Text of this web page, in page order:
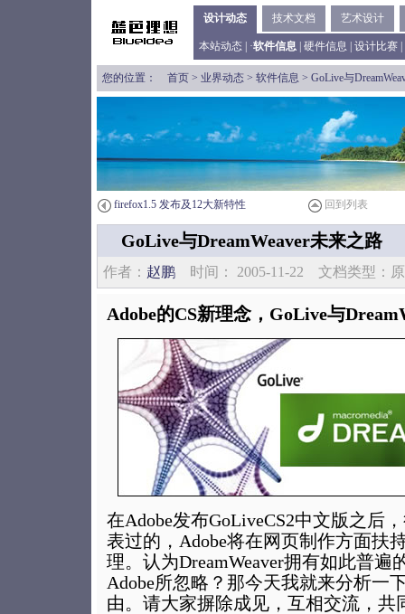
设计动态 技术文档 艺术设计
本站动态 | ·软件信息 硬件信息 设计比赛
您的位置： 首页 > 业界动态 > 软件信息 > GoLive与
firefox1.5 发布及12大新特性 回到列表
GoLive与DreamWeaver未来之路
作者： 赵鹏 时间： 2005-11-22 文档类型：
Adobe的CS新理念，GoLive与
在Adobe发布GoLiveCS2中文版之后
表过的，Adobe将在网页制作方面扶
理。认为DreamWeaver拥有如此普遍
Adobe所忽略？那今天我就来分析一
由。请大家摒除成见，互相交流，共